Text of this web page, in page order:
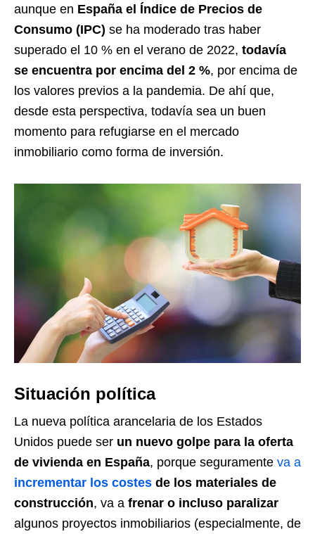
aunque en España el Índice de Precios de
Consumo (IPC) se ha moderado tras haber
superado el 10 % en el verano de 2022, todavía
se encuentra por encima del 2 %, por encima de
los valores previos a la pandemia. De ahí que,
desde esta perspectiva, todavía sea un buen
momento para refugiarse en el mercado
inmobiliario como forma de inversión.
Situación política
La nueva política arancelaria de los Estados
Unidos puede ser un nuevo golpe para la oferta
de vivienda en España, porque seguramente va a
incrementar los costes de los materiales de
construcción, va a frenar o incluso paralizar
algunos proyectos inmobiliarios (especialmente, de